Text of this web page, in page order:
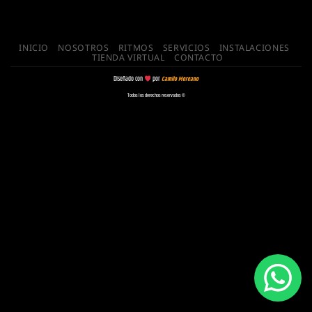
INICIO NOSOTROS RITMOS SERVICIOS
INSTALACIONES
TIENDA VIRTUAL
CONTACTO
Diseñado con porCamilo Moreano
Todos los derechos reservados ©️